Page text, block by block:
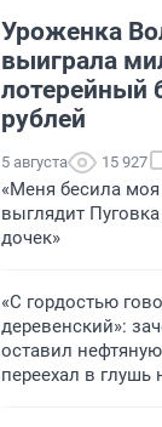
Уроженка
выиграла
лотерейный
рублей
5 августа 15 927
«Меня бесила моя
выглядит
дочек»
«С гордостью
деревенский»:
оставил
переехал в глушь